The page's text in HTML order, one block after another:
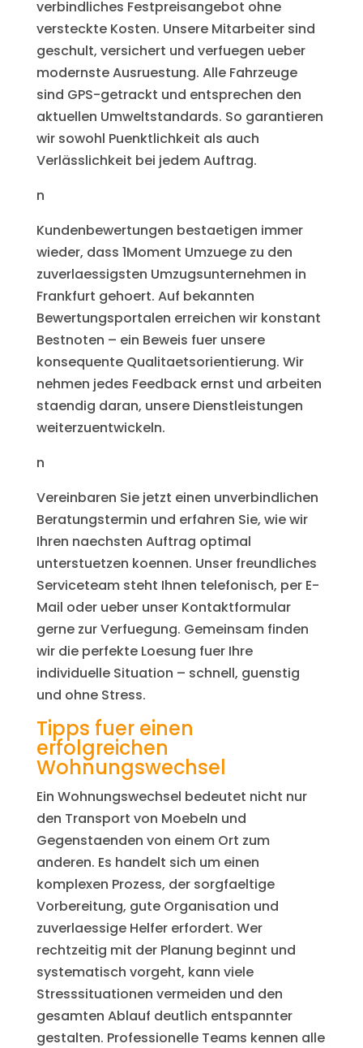
verbindliches Festpreisangebot ohne
versteckte Kosten. Unsere Mitarbeiter sind
geschult, versichert und verfuegen ueber
modernste Ausruestung. Alle Fahrzeuge
sind GPS-getrackt und entsprechen den
aktuellen Umweltstandards. So garantieren
wir sowohl Puenktlichkeit als auch
Verlässlichkeit bei jedem Auftrag.
n
Kundenbewertungen bestaetigen immer
wieder, dass 1Moment Umzuege zu den
zuverlaessigsten Umzugsunternehmen in
Frankfurt gehoert. Auf bekannten
Bewertungsportalen erreichen wir konstant
Bestnoten – ein Beweis fuer unsere
konsequente Qualitaetsorientierung. Wir
nehmen jedes Feedback ernst und arbeiten
staendig daran, unsere Dienstleistungen
weiterzuentwickeln.
n
Vereinbaren Sie jetzt einen unverbindlichen
Beratungstermin und erfahren Sie, wie wir
Ihren naechsten Auftrag optimal
unterstuetzen koennen. Unser freundliches
Serviceteam steht Ihnen telefonisch, per E-
Mail oder ueber unser Kontaktformular
gerne zur Verfuegung. Gemeinsam finden
wir die perfekte Loesung fuer Ihre
individuelle Situation – schnell, guenstig
und ohne Stress.
Tipps fuer einen
erfolgreichen
Wohnungswechsel
Ein Wohnungswechsel bedeutet nicht nur
den Transport von Moebeln und
Gegenstaenden von einem Ort zum
anderen. Es handelt sich um einen
komplexen Prozess, der sorgfaeltige
Vorbereitung, gute Organisation und
zuverlaessige Helfer erfordert. Wer
rechtzeitig mit der Planung beginnt und
systematisch vorgeht, kann viele
Stresssituationen vermeiden und den
gesamten Ablauf deutlich entspannter
gestalten. Professionelle Teams kennen alle